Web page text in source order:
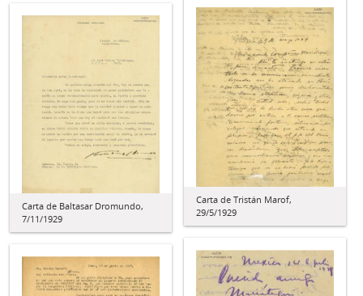
Carta de Tristán Marof,
29/5/1929
Carta de Baltasar Dromundo,
7/11/1929